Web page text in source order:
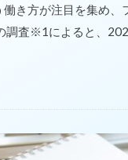
き方が注目を集め
調査※1によると、